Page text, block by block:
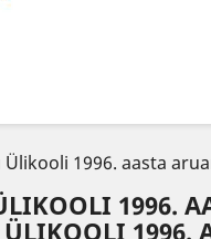
1996. aasta
1996.
1996.